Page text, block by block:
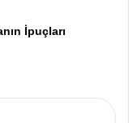
İpuçları